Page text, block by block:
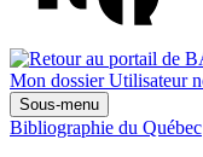
Mon dossier Utilisateur
Sous-menu
Bibliographie du Québec